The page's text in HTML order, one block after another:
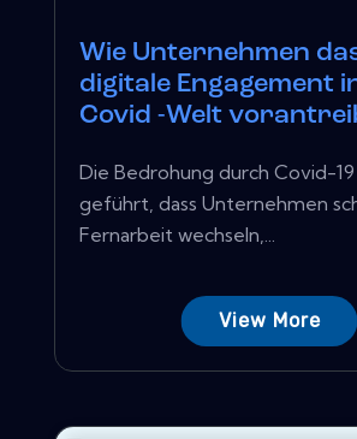
Wie Unternehmen
digitale Engagement
Covid -Welt
Die Bedrohung durch Covid-
geführt, dass Unternehmen
Fernarbeit wechseln,...
View More